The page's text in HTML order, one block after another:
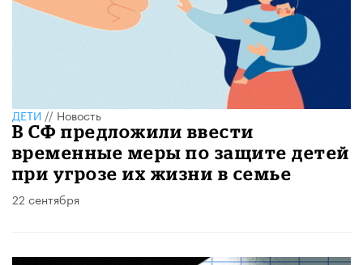
ДЕТИ//Новость
В СФ предложили ввести
временные меры по защите детей
при угрозе их жизни в семье
22 сентября